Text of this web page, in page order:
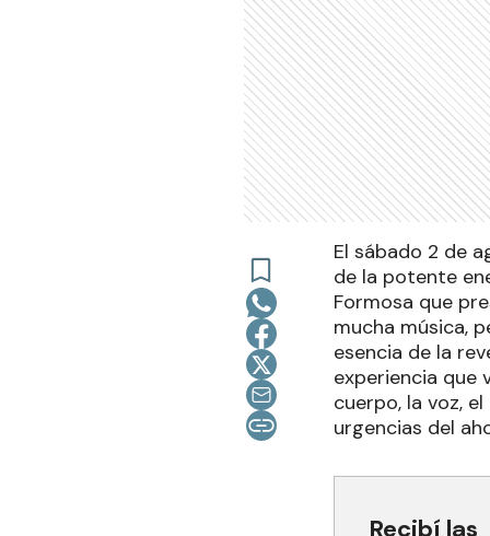
El sábado 2 de
de la potente
Formosa que
mucha música,
esencia de la
experiencia que
cuerpo, la voz,
urgencias del
Recibí las